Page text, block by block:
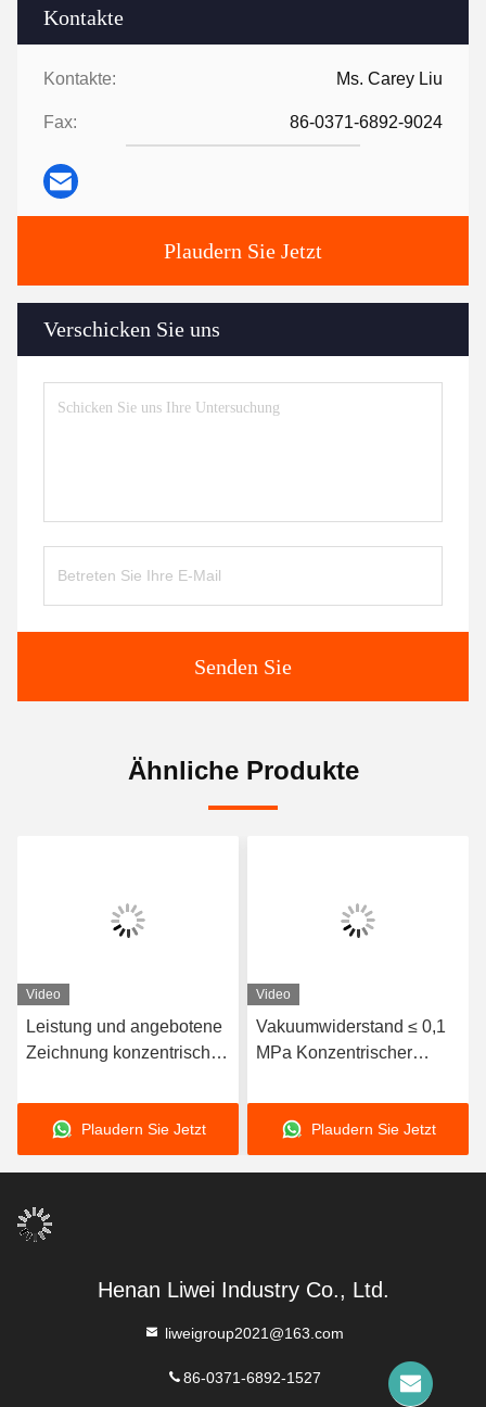
Kontakte
Kontakte: Ms. Carey Liu
Fax: 86-0371-6892-9024
Plaudern Sie Jetzt
Verschicken Sie uns
Senden Sie
Ähnliche Produkte
Video
Leistung und angebotene
Zeichnung konzentrischer
horizontaler/vertikaler
AnlagentypePlaudern Sie Jetzt
Video
Vakuumwiderstand ≤ 0,1
MPa Konzentrischer
Abwasserwiderstand
Plaudern Sie Jetzt
Henan Liwei Industry Co., Ltd.
liweigroup2021@163.com
86-0371-6892-1527